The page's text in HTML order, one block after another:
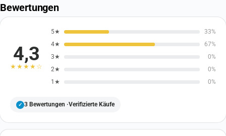
Bewertungen
4,3
★★★★☆
5★
33%
4★
67%
3★
0%
2★
0%
1★
0%
✓ 3 Bewertungen ·Verifizierte Käufe